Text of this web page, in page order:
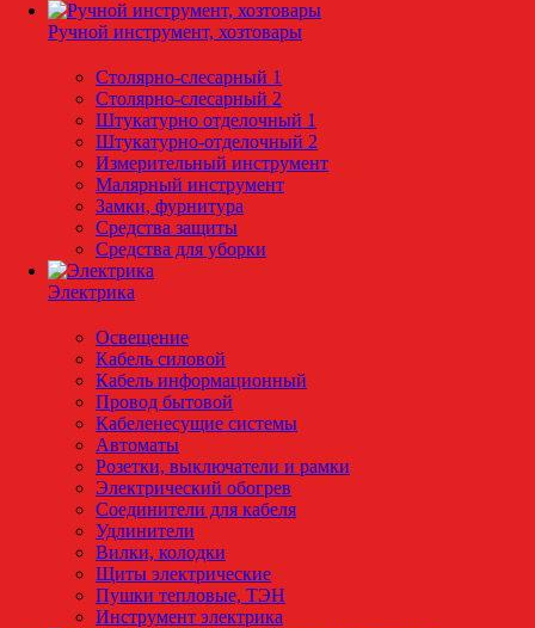
Ручной инструмент, хозтовары
Столярно-слесарный 1
Столярно-слесарный 2
Штукатурно отделочный 1
Штукатурно-отделочный 2
Измерительный инструмент
Малярный инструмент
Замки, фурнитура
Средства защиты
Средства для уборки
Электрика
Освещение
Кабель силовой
Кабель информационный
Провод бытовой
Кабеленесущие системы
Автоматы
Розетки, выключатели и рамки
Электрический обогрев
Соединители для кабеля
Удлинители
Вилки, колодки
Щиты электрические
Пушки тепловые, ТЭН
Инструмент электрика